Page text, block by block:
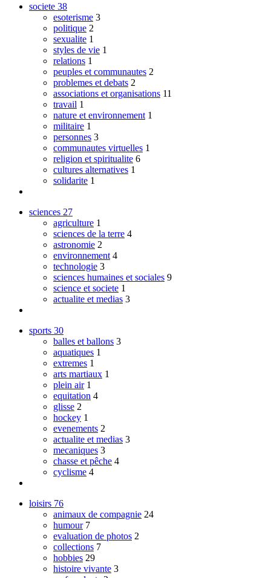
societe 38
esoterisme 3
politique 2
sexualite 1
styles de vie 1
relations 1
peuples et communautes 2
problemes et debats 2
associations et organisations 11
travail 1
nature et environnement 1
militaire 1
personnes 3
communautes virtuelles 1
religion et spiritualite 6
cultures alternatives 1
solidarite 1
sciences 27
agriculture 1
sciences de la terre 4
astronomie 2
environnement 4
technologie 3
sciences humaines et sociales 9
science et societe 1
actualite et medias 3
sports 30
balles et ballons 3
aquatiques 1
extremes 1
arts martiaux 1
plein air 1
equitation 4
glisse 2
hockey 1
evenements 2
actualite et medias 3
mecaniques 3
chasse et pêche 4
cyclisme 4
loisirs 76
animaux de compagnie 24
humour 7
evaluation de photos 2
collections 7
hobbies 29
histoire vivante 3